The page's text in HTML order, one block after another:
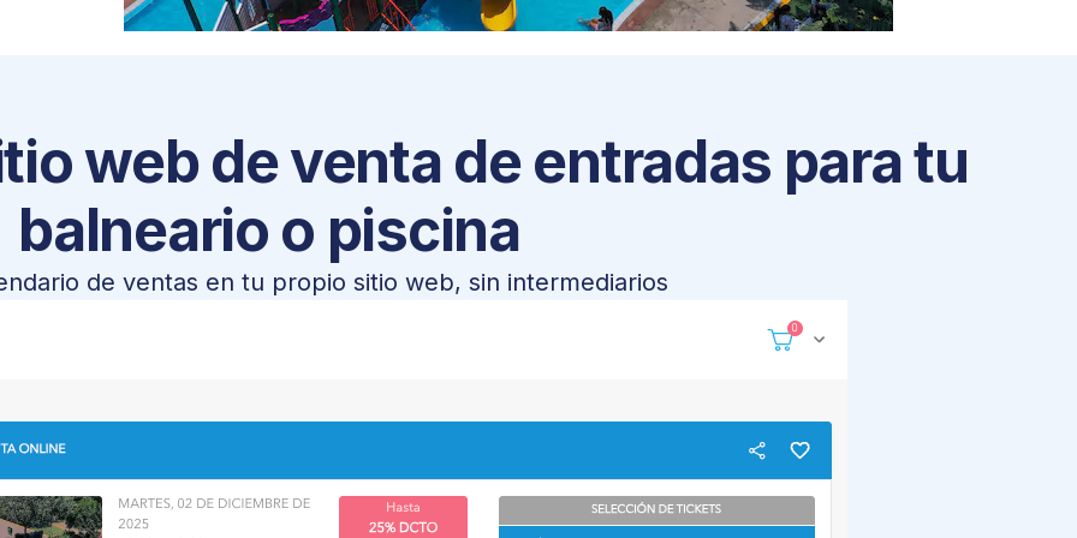
con animales
web de venta de entradas para tu
balneario o piscina
de ventas en tu propio sitio web, sin intermediarios